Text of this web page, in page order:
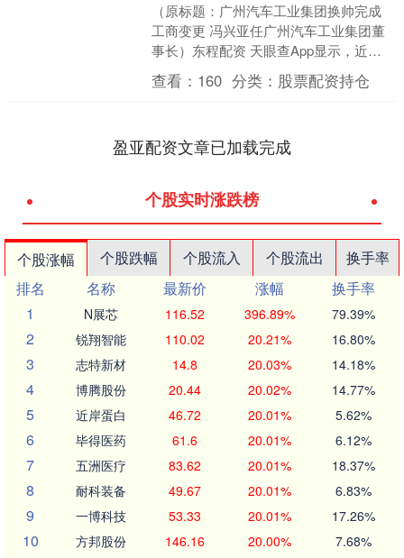
（原标题：广州汽车工业集团换帅完成
工商变更 冯兴亚任广州汽车工业集团董
事长）东程配资 天眼查App显示，近
日，广州汽车工业集团有限公司发生工
商变更东程配资，曾庆....
查看： 160 分类： 股票配资持仓
盈亚配资文章已加载完成
个股实时涨跌榜
个股涨幅 个股跌幅 个股流入 个股流出
换手率
排名
名称 最新价 涨幅
换手率
1
N展芯 116.52 396.89% 79.39%
2 锐翔智能 110.02 20.21% 16.80%
3 志特新材 14.8 20.03% 14.18%
4 博腾股份 20.44 20.02% 14.77%
5 近岸蛋白 46.72 20.01% 5.62%
6 毕得医药 61.6 20.01% 6.12%
7 五洲医疗 83.62 20.01% 18.37%
8 耐科装备 49.67 20.01% 6.83%
9 一博科技 53.33 20.01% 17.26%
10 方邦股份 146.16 20.00% 7.68%